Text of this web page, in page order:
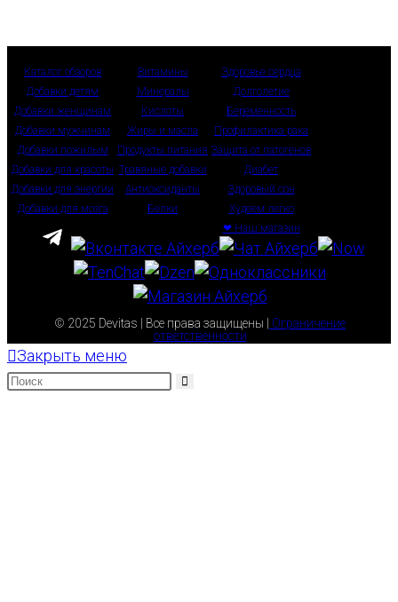
Каталог обзоров
Добавки детям
Добавки женщинам
Добавки мужчинам
Добавки пожилым
Добавки для красоты
Добавки для энергии
Добавки для мозга
Витамины
Минералы
Кислоты
Жиры и масла
Продукты питания
Травяные добавки
Антиоксиданты
Белки
Здоровье сердца
Долголетие
Беременность
Профилактика рака
Защита от патогенов
Диабет
Здоровый сон
Худеем легко
❤ Наш магазин
© 2025 Devitas | Все права защищены | Ограничение
ответственности
Закрыть меню